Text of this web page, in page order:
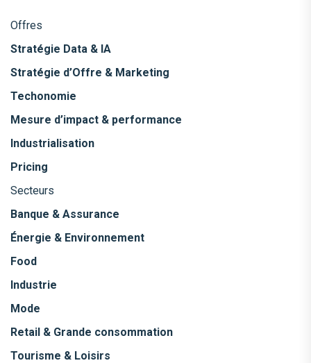
Offres
Stratégie Data & IA
Stratégie d’Offre & Marketing
Techonomie
Mesure d’impact & performance
Industrialisation
Pricing
Secteurs
Banque & Assurance
Énergie & Environnement
Food
Industrie
Mode
Retail & Grande consommation
Tourisme & Loisirs